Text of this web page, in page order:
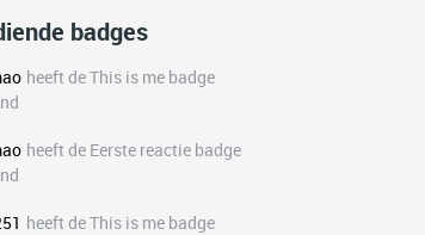
badges
heeft de This is me badge
heeft de Eerste reactie badge
heeft de This is me badge